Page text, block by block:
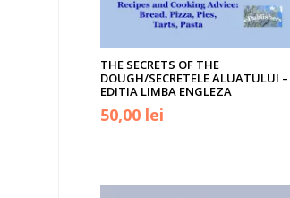
THE SECRETS OF THE
DOUGH/SECRETELE ALUATULUI –
EDITIA LIMBA ENGLEZA
Prețul
50,00 lei